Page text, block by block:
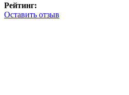
Рейтинг:
Оставить отзыв